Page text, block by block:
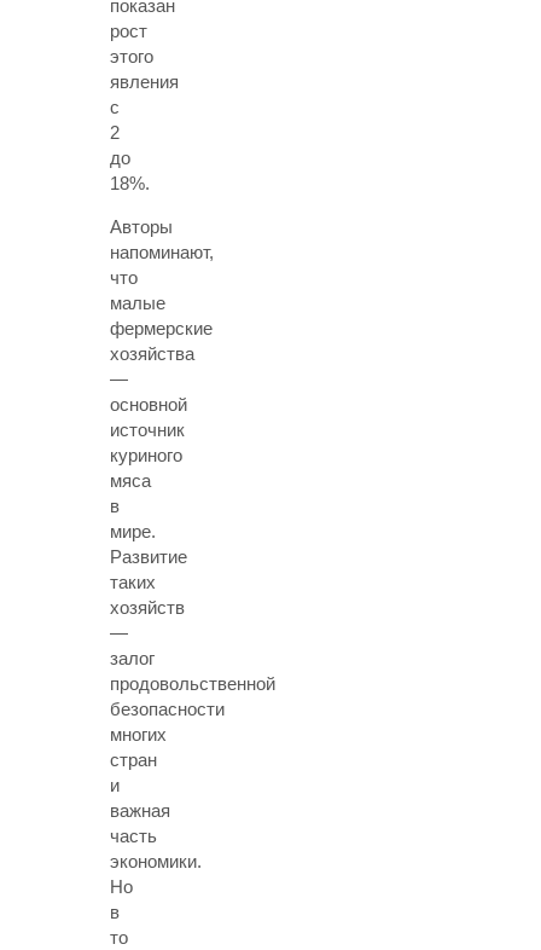
показан
рост
этого
явления
с
2
до
18%.
Авторы
напоминают,
что
малые
фермерские
хозяйства
—
основной
источник
куриного
мяса
в
мире.
Развитие
таких
хозяйств
—
залог
продовольственной
безопасности
многих
стран
и
важная
часть
экономики.
Но
в
то